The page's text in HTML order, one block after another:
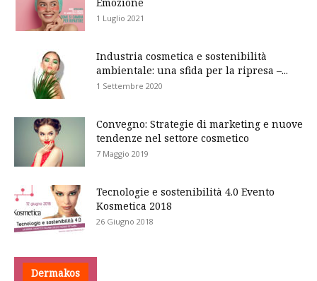
1 Luglio 2021
Industria cosmetica e sostenibilità
ambientale: una sfida per la ripresa –...
1 Settembre 2020
Convegno: Strategie di marketing e nuove
tendenze nel settore cosmetico
7 Maggio 2019
Tecnologie e sostenibilità 4.0 Evento
Kosmetica 2018
26 Giugno 2018
Dermakos